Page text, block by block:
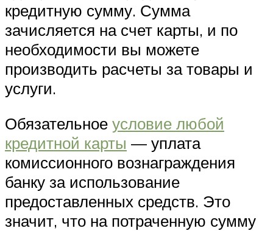
кредитную сумму. Сумма
зачисляется на счет карты, и по
необходимости вы можете
производить расчеты за товары и
услуги.
Обязательное условие любой
кредитной карты — уплата
комиссионного вознаграждения
банку за использование
предоставленных средств. Это
значит, что на потраченную сумму